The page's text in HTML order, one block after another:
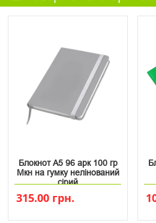
Блокнот А5 96 арк 100 гр
Мкн на гумку нелінований
сірий
315.00 грн.